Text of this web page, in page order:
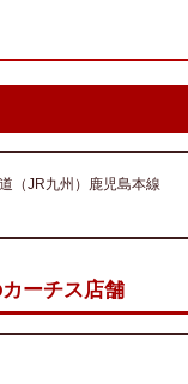
（JR九州）鹿児島本線
ーチス店舗